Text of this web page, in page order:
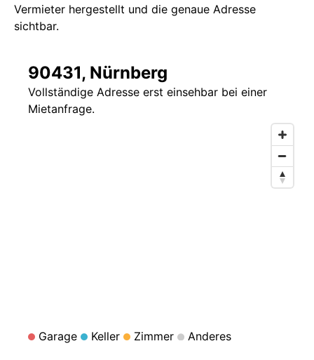
Vermieter hergestellt und die genaue Adresse
sichtbar.
90431, Nürnberg
Vollständige Adresse erst einsehbar bei einer
Mietanfrage.
Garage Keller Zimmer Anderes